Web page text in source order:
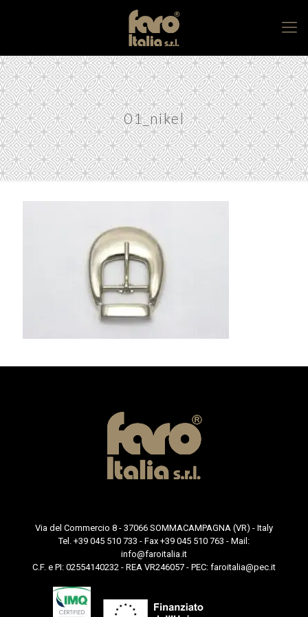
01_nikel
Via del Commercio 8 - 37066 SOMMACAMPAGNA (VR) - Italy
Tel. +39 045 510 733 - Fax +39 045 510 763 - Mail:
info@faroitalia.it
C.F. e PI: 02554140232 - REA VR246057 - PEC: faroitalia@pec.it